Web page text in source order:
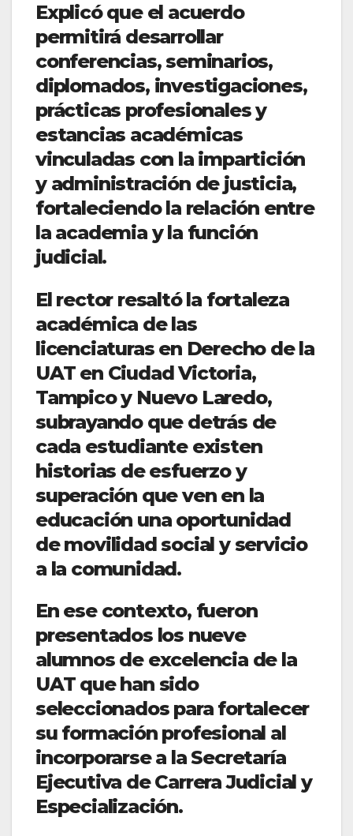
Explicó que el acuerdo
permitirá desarrollar
conferencias, seminarios,
diplomados, investigaciones,
prácticas profesionales y
estancias académicas
vinculadas con la impartición
y administración de justicia,
fortaleciendo la relación entre
la academia y la función
judicial.
El rector resaltó la fortaleza
académica de las
licenciaturas en Derecho de la
UAT en Ciudad Victoria,
Tampico y Nuevo Laredo,
subrayando que detrás de
cada estudiante existen
historias de esfuerzo y
superación que ven en la
educación una oportunidad
de movilidad social y servicio
a la comunidad.
En ese contexto, fueron
presentados los nueve
alumnos de excelencia de la
UAT que han sido
seleccionados para fortalecer
su formación profesional al
incorporarse a la Secretaría
Ejecutiva de Carrera Judicial y
Especialización.